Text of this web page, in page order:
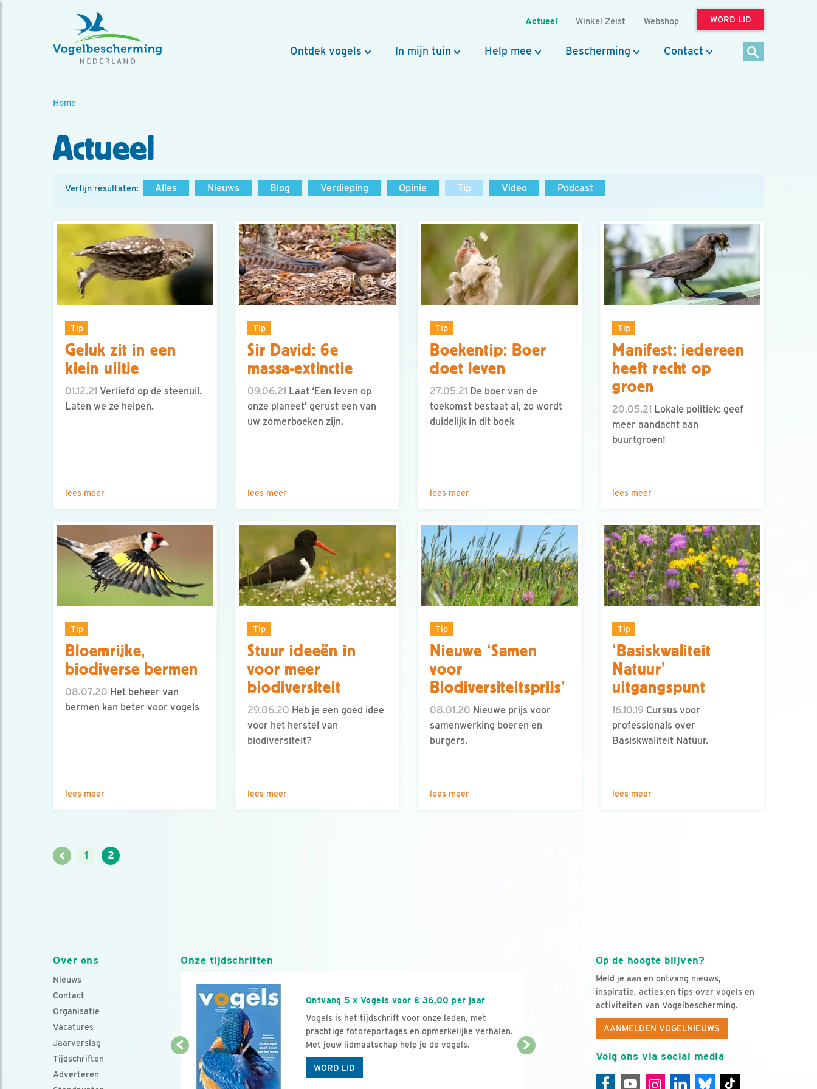
Actueel Winkel Zeist Webshop WORD LID
Ontdek vogels In mijn tuin Help mee Bescherming Contact
Home
Actueel
Verfijn resultaten: Alles Nieuws Blog Verdieping Opinie Tip Video Podcast
Tip
Geluk zit in een
klein uiltje
01.12.21 Verliefd op de steenuil.
Laten we ze helpen.
lees meer
Tip
Sir David: 6e
massa-extinctie
09.06.21 Laat ‘Een leven op
onze planeet’ gerust een van
uw zomerboeken zijn.
lees meer
Tip
Boekentip: Boer
doet leven
27.05.21 De boer van de
toekomst bestaat al, zo wordt
duidelijk in dit boek
lees meer
Tip
Manifest: iedereen
heeft recht op
groen
20.05.21 Lokale politiek: geef
meer aandacht aan
buurtgroen!
lees meer
Tip
Bloemrijke,
biodiverse bermen
08.07.20 Het beheer van
bermen kan beter voor vogels
lees meer
Tip
Stuur ideeën in
voor meer
biodiversiteit
29.06.20 Heb je een goed idee
voor het herstel van
biodiversiteit?
lees meer
Tip
Nieuwe ‘Samen
voor
Biodiversiteitsprijs’
08.01.20 Nieuwe prijs voor
samenwerking boeren en
burgers.
lees meer
Tip
‘Basiskwaliteit
Natuur’
uitgangspunt
16.10.19 Cursus voor
professionals over
Basiskwaliteit Natuur.
lees meer
< 1 2
Over ons
Nieuws
Contact
Organisatie
Vacatures
Jaarverslag
Tijdschriften
Adverteren
Op de hoogte blijven?
Meld je aan en ontvang nieuws,
inspiratie, acties en tips over vogels en
activiteiten van Vogelbescherming.
AANMELDEN VOGELNIEUWS
Volg ons via social media
Onze tijdschriften
Ontvang 5 x Vogels voor € 36,00 per jaar
Vogels is het tijdschrift voor onze leden, met
prachtige fotoreportages en opmerkelijke verhalen.
Met jouw lidmaatschap help je de vogels.
WORD LID